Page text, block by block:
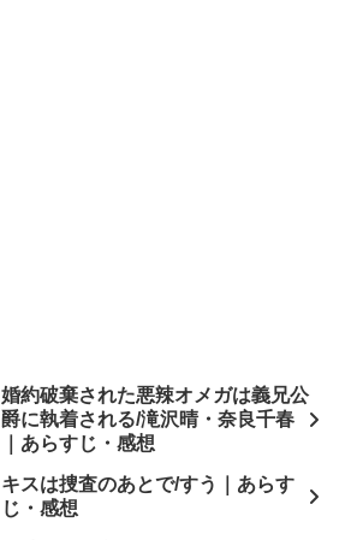
婚約破棄された悪辣オメガは義兄公
爵に執着される/滝沢晴・奈良千春
｜あらすじ・感想
キスは捜査のあとで/すう｜あらす
じ・感想